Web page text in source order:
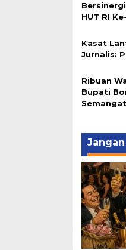
HUT RI
Kasat
Jurnalis:
Ribuan
Bupati